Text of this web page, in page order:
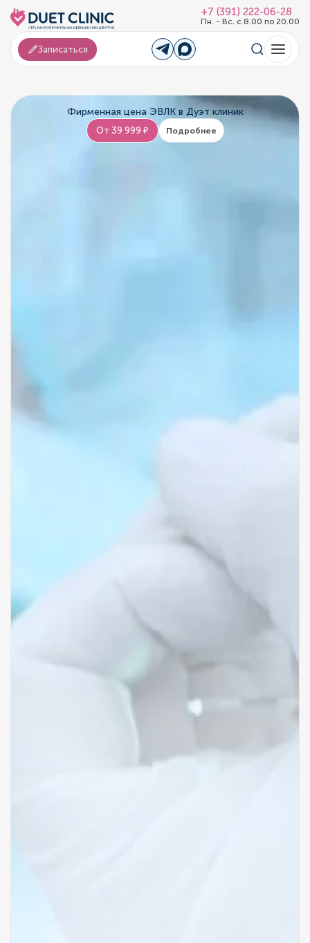
+7 (391) 222-06-28
Пн. - Вс. с 8.00 по 20.00
Записаться
Фирменная цена ЭВЛК в Дуэт клиник
От 39 999 ₽ Подробнее